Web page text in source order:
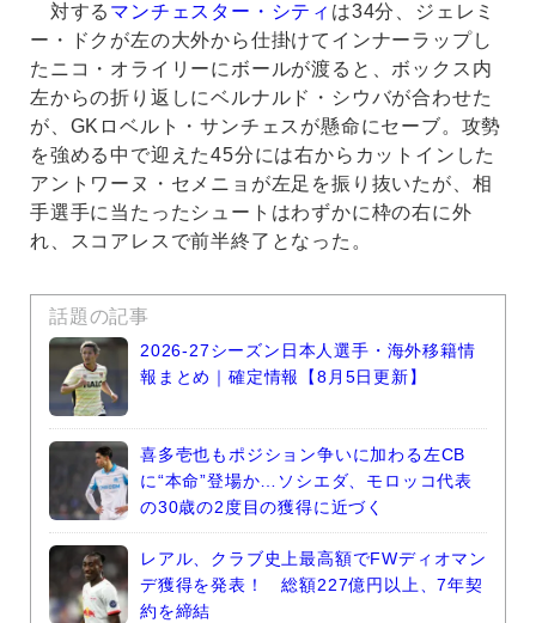
対する マンチェスター・シティ は34分、ジェレミ
ー・ドクが左の大外から仕掛けてインナーラップし
たニコ・オライリーにボールが渡ると、ボックス内
左からの折り返しにベルナルド・シウバが合わせた
が、GKロベルト・サンチェスが懸命にセーブ。攻勢
を強める中で迎えた45分には右からカットインした
アントワーヌ・セメニョが左足を振り抜いたが、相
手選手に当たったシュートはわずかに枠の右に外
れ、スコアレスで前半終了となった。
話題の記事
2026-27シーズン日本人選手・海外移籍情
報まとめ｜確定情報【8月5日更新】
喜多壱也もポジション争いに加わる左CB
に“本命”登場か…ソシエダ、モロッコ代表
の30歳の2度目の獲得に近づく
レアル、クラブ史上最高額でFWディオマン
デ獲得を発表！ 総額227億円以上、7年契
約を締結